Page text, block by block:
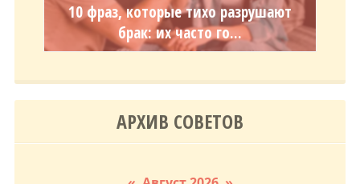
10 фраз, которые тихо разрушают
брак: их часто го...
АРХИВ СОВЕТОВ